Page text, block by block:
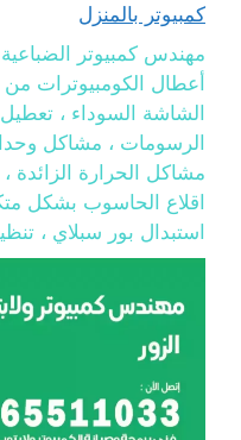
كمبيوتر بالمنزل
مهندس كمبيوتر
أعطال الكومبيوترات
الشاشة السوداء ،
الرسومات ، مشاكل
مشاكل الحرارة الزائدة
اقلاع الحاسوب بشكل
استبدال بور سبلاي ،